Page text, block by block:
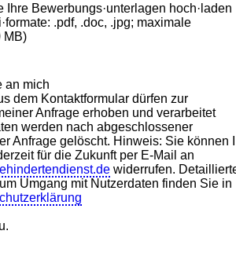
Ihre Bewerbungs·unterlagen hoch·laden
.pdf, .doc, .jpg; maximale
MB)
an mich
dem Kontaktformular dürfen zur
Anfrage erhoben und verarbeitet
werden nach abgeschlossener
Anfrage gelöscht. Hinweis: Sie können
für die Zukunft per E-Mail an
widerrufen.
Umgang mit Nutzerdaten finden Sie in